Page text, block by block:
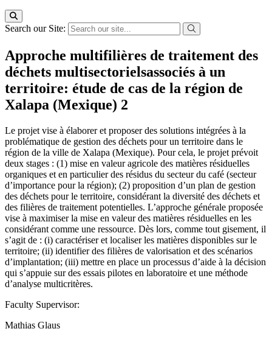
Search our Site:
Approche multifilières de traitement des
déchets multisectorielsassociés à un
territoire: étude de cas de la région de
Xalapa (Mexique) 2
Le projet vise à élaborer et proposer des solutions intégrées à la
problématique de gestion des déchets pour un territoire dans le
région de la ville de Xalapa (Mexique). Pour cela, le projet prévoit
deux stages : (1) mise en valeur agricole des matières résiduelles
organiques et en particulier des résidus du secteur du café (secteur
d’importance pour la région); (2) proposition d’un plan de gestion
des déchets pour le territoire, considérant la diversité des déchets et
des filières de traitement potentielles. L’approche générale proposée
vise à maximiser la mise en valeur des matières résiduelles en les
considérant comme une ressource. Dès lors, comme tout gisement, il
s’agit de : (i) caractériser et localiser les matières disponibles sur le
territoire; (ii) identifier des filières de valorisation et des scénarios
d’implantation; (iii) mettre en place un processus d’aide à la décision
qui s’appuie sur des essais pilotes en laboratoire et une méthode
d’analyse multicritères.
Faculty Supervisor:
Mathias Glaus